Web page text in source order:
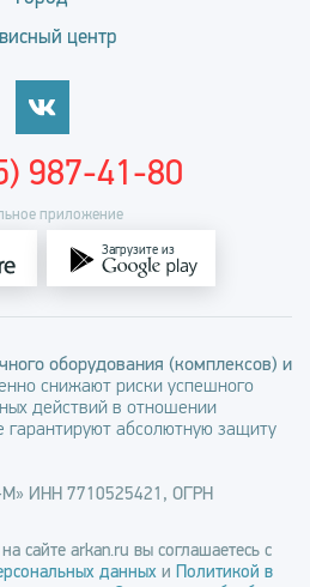
центр
приложение
Загрузите из
987-41-80
оборудования (комплексов) и
снижают риски успешного
действий в отношении
абсолютную защиту
ИНН 7710525421, ОГРН
сайте arkan.ru вы соглашаетесь с
данных и Политикой в